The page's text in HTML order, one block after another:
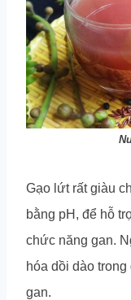
Gạo lứt rất giàu
bằng pH, để hỗ
chức năng gan.
hóa dồi dào
gan.